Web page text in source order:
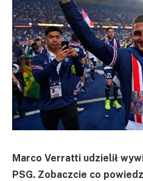
Marco Verratti udzielił
PSG. Zobaczcie co